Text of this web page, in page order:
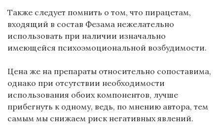
Также следует помнить о том, что пирацетам,
входящий в состав Фезама нежелательно
использовать при наличии изначально
имеющейся психоэмоциональной возбудимости.
Цена же на препараты относительно сопоставима,
однако при отсутствии необходимости
использования обоих компонентов, лучше
прибегнуть к одному, ведь, по мнению автора, тем
самым мы снижаем риск негативных явлений.